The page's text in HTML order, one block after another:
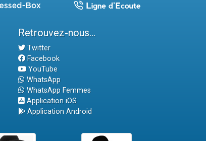
Retrouvez-nous...
Twitter
Facebook
YouTube
WhatsApp
WhatsApp Femmes
Application iOS
Application Android